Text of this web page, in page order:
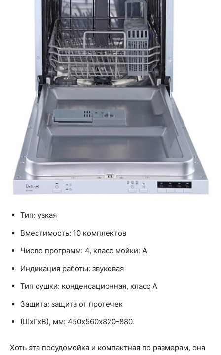
Тип: узкая
Вместимость: 10 комплектов
Число программ: 4, класс мойки: A
Индикация работы: звуковая
Тип сушки: конденсационная, класс A
Защита: защита от протечек
(ШхГхВ), мм: 450х560х820-880.
Хоть эта посудомойка и компактная по размерам, она